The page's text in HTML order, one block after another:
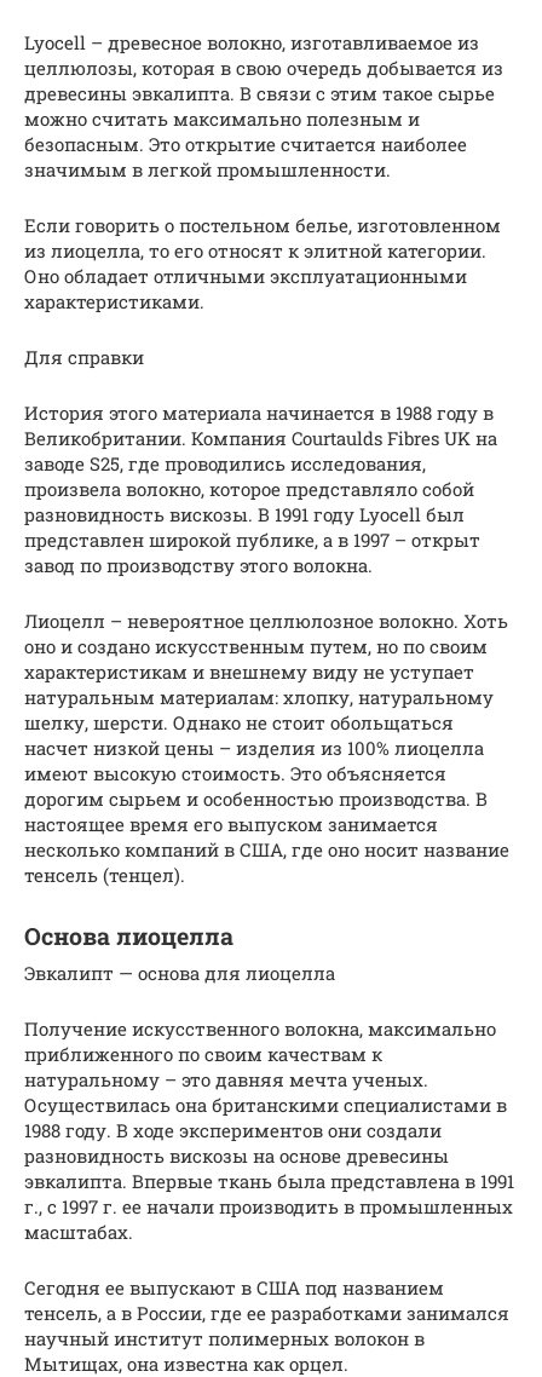
Lyocell – древесное волокно, изготавливаемое из
целлюлозы, которая в свою очередь добывается из
древесины эвкалипта. В связи с этим такое сырье
можно считать максимально полезным и
безопасным. Это открытие считается наиболее
значимым в легкой промышленности.
Если говорить о постельном белье, изготовленном
из лиоцелла, то его относят к элитной категории.
Оно обладает отличными эксплуатационными
характеристиками.
Для справки
История этого материала начинается в 1988 году в
Великобритании. Компания Courtaulds Fibres UK на
заводе S25, где проводились исследования,
произвела волокно, которое представляло собой
разновидность вискозы. В 1991 году Lyocell был
представлен широкой публике, а в 1997 – открыт
завод по производству этого волокна.
Лиоцелл – невероятное целлюлозное волокно. Хоть
оно и создано искусственным путем, но по своим
характеристикам и внешнему виду не уступает
натуральным материалам: хлопку, натуральному
шелку, шерсти. Однако не стоит обольщаться
насчет низкой цены – изделия из 100% лиоцелла
имеют высокую стоимость. Это объясняется
дорогим сырьем и особенностью производства. В
настоящее время его выпуском занимается
несколько компаний в США, где оно носит название
тенсель (тенцел).
Основа лиоцелла
Эвкалипт — основа для лиоцелла
Получение искусственного волокна, максимально
приближенного по своим качествам к
натуральному – это давняя мечта ученых.
Осуществилась она британскими специалистами в
1988 году. В ходе экспериментов они создали
разновидность вискозы на основе древесины
эвкалипта. Впервые ткань была представлена в 1991
г., с 1997 г. ее начали производить в промышленных
масштабах.
Сегодня ее выпускают в США под названием
тенсель, а в России, где ее разработками занимался
научный институт полимерных волокон в
Мытищах, она известна как орцел.